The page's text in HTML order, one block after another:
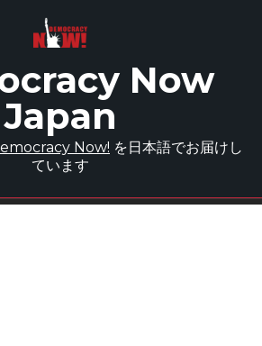
Now
Japan
Now! を日本語でお届けし
ています